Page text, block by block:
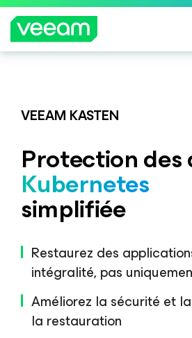
LIRE
SUIT
plateforme. Un contrôle total.
DÉCOUVRIR
VEEAM KASTEN
Protection des
Kubernetes
simplifiée
Restaurez des
intégralité, pas
Améliorez la sécurité et
la restauration